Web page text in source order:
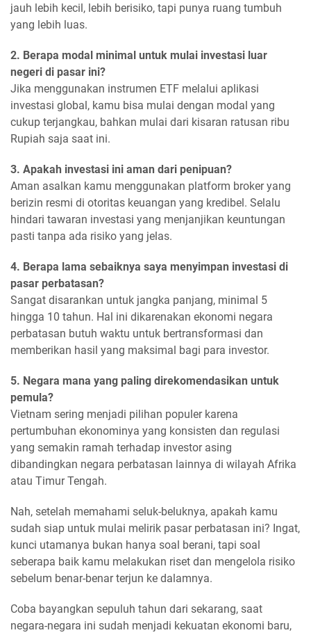
jauh lebih kecil, lebih berisiko, tapi punya ruang tumbuh
yang lebih luas.
2. Berapa modal minimal untuk mulai investasi luar
negeri di pasar ini?
Jika menggunakan instrumen ETF melalui aplikasi
investasi global, kamu bisa mulai dengan modal yang
cukup terjangkau, bahkan mulai dari kisaran ratusan ribu
Rupiah saja saat ini.
3. Apakah investasi ini aman dari penipuan?
Aman asalkan kamu menggunakan platform broker yang
berizin resmi di otoritas keuangan yang kredibel. Selalu
hindari tawaran investasi yang menjanjikan keuntungan
pasti tanpa ada risiko yang jelas.
4. Berapa lama sebaiknya saya menyimpan investasi di
pasar perbatasan?
Sangat disarankan untuk jangka panjang, minimal 5
hingga 10 tahun. Hal ini dikarenakan ekonomi negara
perbatasan butuh waktu untuk bertransformasi dan
memberikan hasil yang maksimal bagi para investor.
5. Negara mana yang paling direkomendasikan untuk
pemula?
Vietnam sering menjadi pilihan populer karena
pertumbuhan ekonominya yang konsisten dan regulasi
yang semakin ramah terhadap investor asing
dibandingkan negara perbatasan lainnya di wilayah Afrika
atau Timur Tengah.
Nah, setelah memahami seluk-beluknya, apakah kamu
sudah siap untuk mulai melirik pasar perbatasan ini? Ingat,
kunci utamanya bukan hanya soal berani, tapi soal
seberapa baik kamu melakukan riset dan mengelola risiko
sebelum benar-benar terjun ke dalamnya.
Coba bayangkan sepuluh tahun dari sekarang, saat
negara-negara ini sudah menjadi kekuatan ekonomi baru,